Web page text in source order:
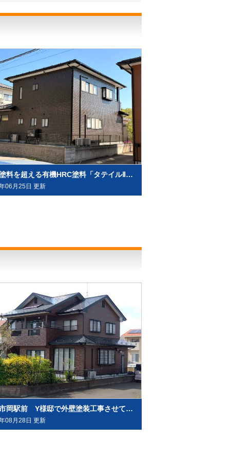
無機塗料を超える有機HRC塗料「タテイルⅡ」で施工させていただきました（塗料メーカー：プレマテックス社）
06月25日 更新
角田市岡駅前 Y様邸で外壁塗装工事させて頂きました
08月28日 更新